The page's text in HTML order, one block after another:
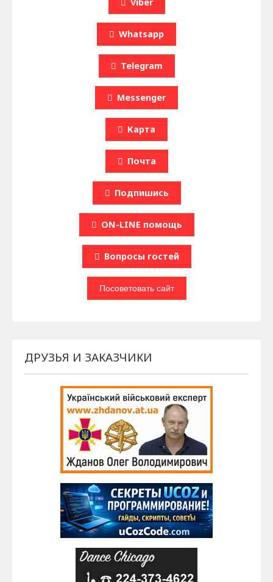
Whatsapp
Telegram
Messenger
Карта
Почта
Подпишись
ON-LINE помощь
Вопроcы гостей
ДРУЗЬЯ И ЗАКАЗЧИКИ